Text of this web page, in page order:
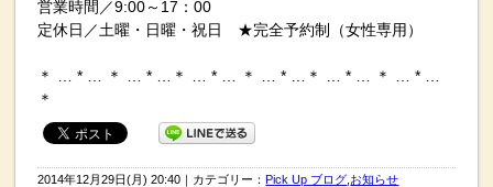
営業時間／9:00～17：00
定休日／土曜・日曜・祝日 ★完全予約制（女性専用）
＊ … * … ＊ … * …＊ … * … ＊ … * …＊ … * … ＊ … * …
＊
2014年12月29日(月) 20:40｜カテゴリー：Pick Up ブログ お知らせ